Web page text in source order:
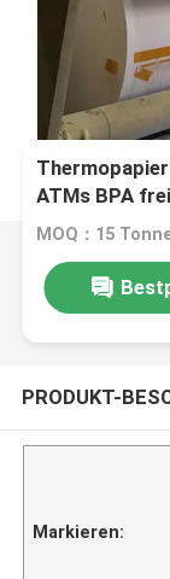
ATMs BPA
Etikettenpapier
MOQ：15
PRODUKT-
Markieren: